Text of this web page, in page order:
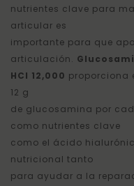
nutrientes clave para
articular es
importante para que
articulación.
HCl 12,000 proporciona
12 g
de glucosamina por
como nutrientes clave
como el ácido
nutricional tanto
para ayudar a la